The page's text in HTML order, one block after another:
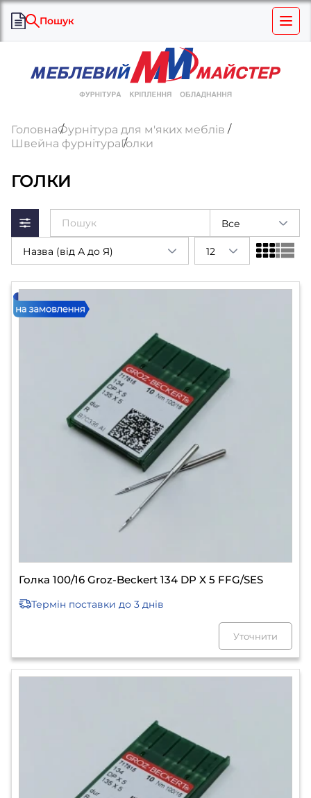
Пошук
ГоловнаФурнітура для м'яких меблів
Швейна фурнітураГолки
ГОЛКИ
Все
Назва (від А до Я) 12
Голка 100/16 Groz-Beckert 134 DP X 5 FFG/SES
Термін поставки до 3 днів
Уточнити